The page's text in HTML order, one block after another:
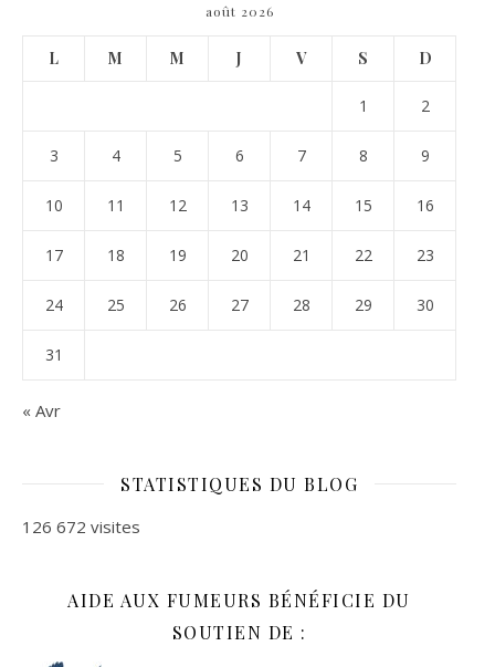
août 2026
L M M J V S D
1 2
3 4 5 6 7 8 9
10 11 12 13 14 15 16
17 18 19 20 21 22 23
24 25 26 27 28 29 30
31
« Avr
STATISTIQUES DU BLOG
126 672 visites
AIDE AUX FUMEURS BÉNÉFICIE DU
SOUTIEN DE :